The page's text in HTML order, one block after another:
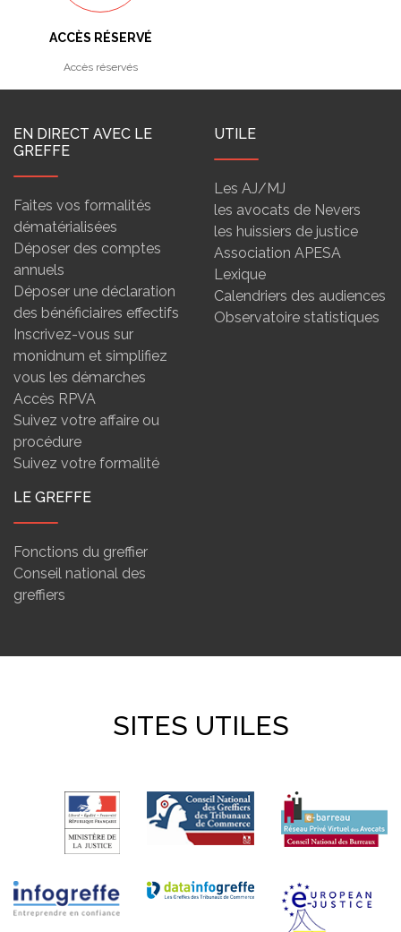
ACCÈS RÉSERVÉ
Accès réservés
EN DIRECT AVEC LE
GREFFE
Faites vos formalités
dématérialisées
Déposer des comptes
annuels
Déposer une déclaration
des bénéficiaires effectifs
Inscrivez-vous sur
monidnum et simplifiez
vous les démarches
Accès RPVA
Suivez votre affaire ou
procédure
Suivez votre formalité
UTILE
Les AJ/MJ
les avocats de Nevers
les huissiers de justice
Association APESA
Lexique
Calendriers des audiences
Observatoire statistiques
LE GREFFE
Fonctions du greffier
Conseil national des
greffiers
SITES UTILES